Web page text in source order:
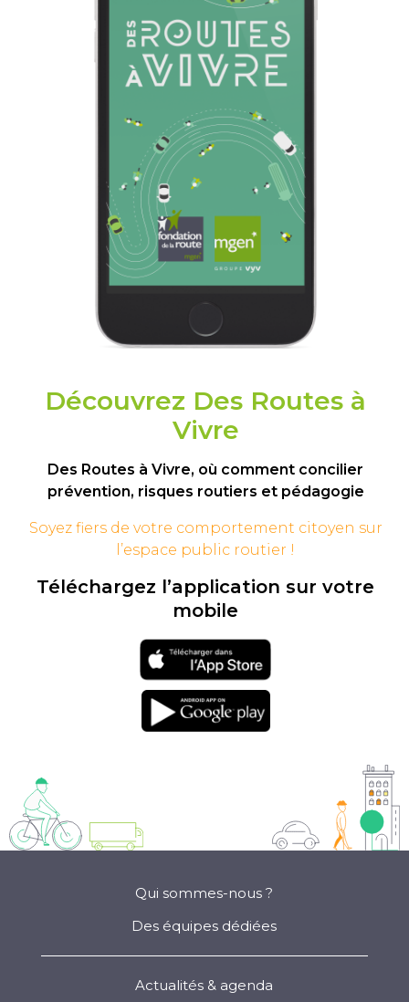
Découvrez Des Routes à
Vivre
Des Routes à Vivre, où comment concilier
prévention, risques routiers et pédagogie
Soyez fiers de votre comportement citoyen sur
l’espace public routier !
Téléchargez l’application sur votre
mobile
Téléchargement
sur l'app store
Téléchargement
sur google play
Qui sommes-nous ?
Des équipes dédiées
Actualités & agenda